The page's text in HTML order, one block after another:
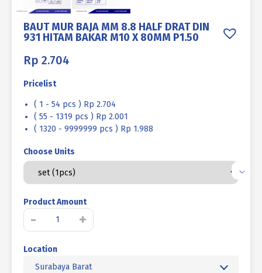
BAUT MUR BAJA MM 8.8 HALF DRAT DIN
931 HITAM BAKAR M10 X 80MM P1.50
Rp 2.704
Pricelist
( 1 - 54 pcs ) Rp 2.704
( 55 - 1319 pcs ) Rp 2.001
( 1320 - 9999999 pcs ) Rp 1.988
Choose Units
Product Amount
-
Kuantitas
BAJA
MM
+
Location
Surabaya Barat